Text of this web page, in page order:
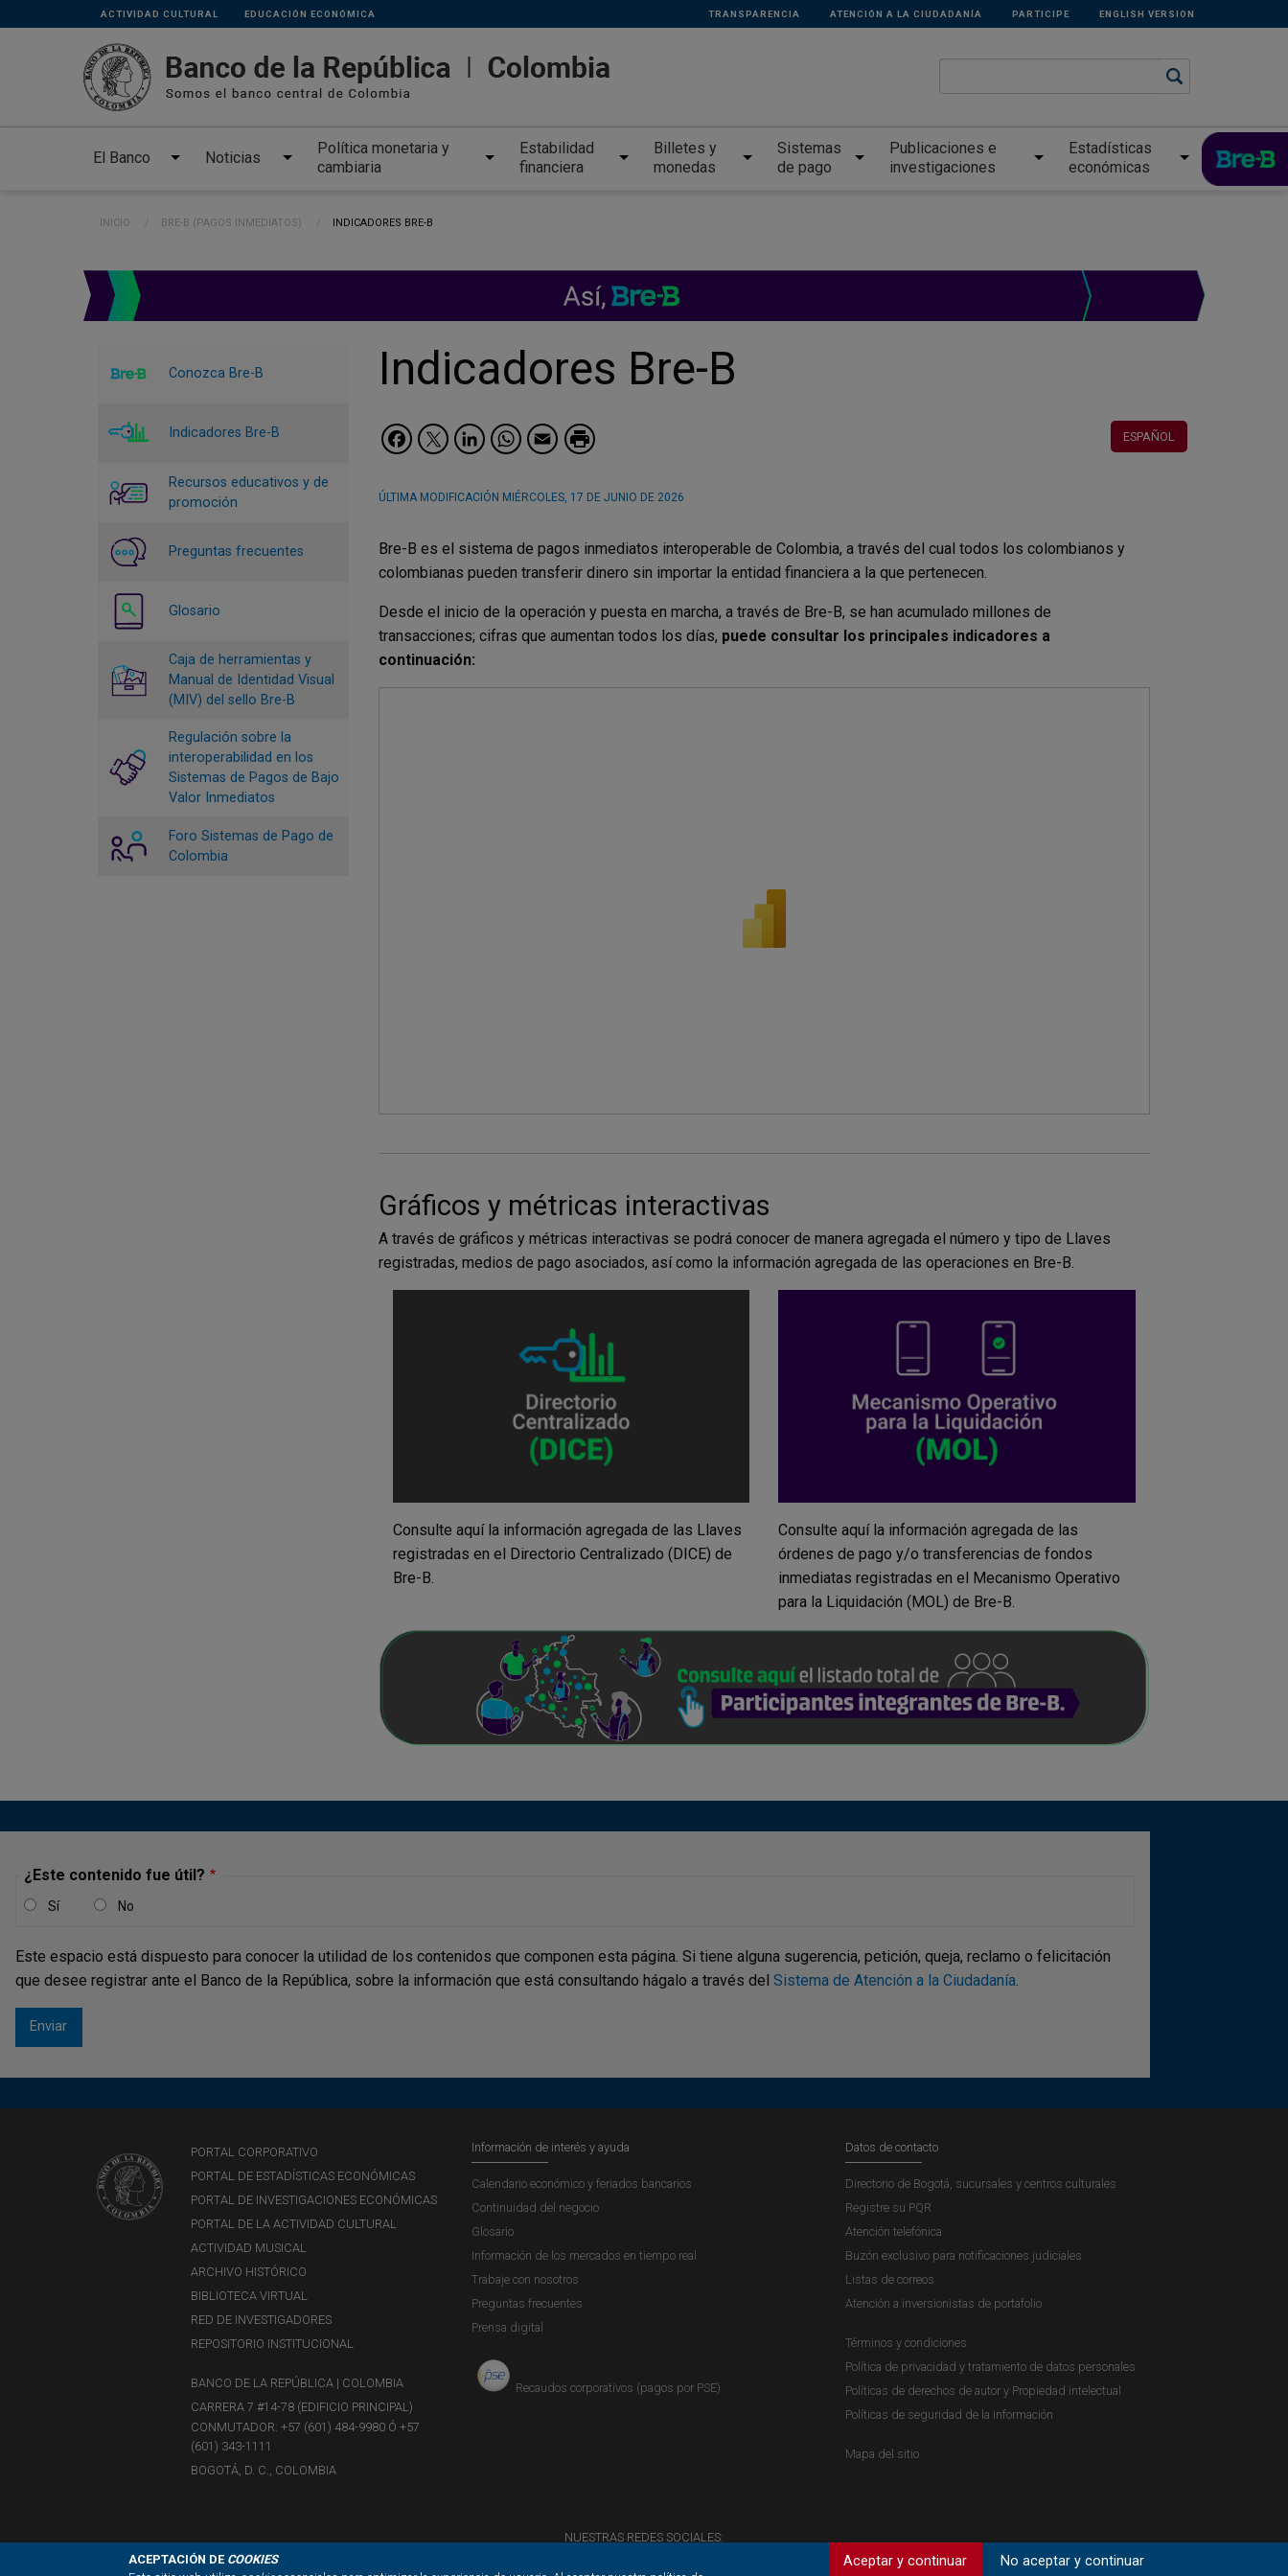
Pasar al contenido principal
Links
secundarios
ACTIVIDAD CULTURAL EDUCACIÓN ECONÓMICA TRANSPARENCIA ATENCIÓN A LA CIUDADANÍA PARTICIPE ENGLISH VERSION
El Banco Noticias
Política monetaria y
cambiaria
Estabilidad
financiera
Billetes y
monedas
Sistemas
de pago
Publicaciones e
investigaciones
Estadísticas
económicas
Ruta de navegación
INICIO BRE-B (PAGOS INMEDIATOS) CURRENT:
INDICADORES BRE-B
Indicadores Bre-B
ESPAÑOL
Facebook
Twitter
LinkedIn
WhatsApp
Email
ÚLTIMA MODIFICACIÓN MIÉRCOLES, 17 DE JUNIO DE 2026
Bre-B es el sistema de pagos inmediatos interoperable de Colombia, a través del cual todos los colombianos y
colombianas pueden transferir dinero sin importar la entidad financiera a la que pertenecen.
Desde el inicio de la operación y puesta en marcha, a través de Bre-B, se han acumulado millones de
transacciones; cifras que aumentan todos los días, puede consultar los principales indicadores a
continuación:
Gráficos y métricas interactivas
A través de gráficos y métricas interactivas se podrá conocer de manera agregada el número y tipo de Llaves
registradas, medios de pago asociados, así como la información agregada de las operaciones en Bre-B.
Consulte aquí la información agregada de las Llaves
registradas en el Directorio Centralizado (DICE) de
Bre-B.
Consulte aquí la información agregada de las
órdenes de pago y/o transferencias de fondos
inmediatas registradas en el
Mecanismo Operativo
para la Liquidación (MOL) de Bre-B.
Conozca Bre-B
Indicadores Bre-B
Recursos educativos y de
promoción
Preguntas frecuentes
Glosario
Caja de herramientas y
Manual de Identidad Visual
(MIV) del sello Bre-B
Regulación sobre la
interoperabilidad en los
Sistemas de Pagos de Bajo
Valor Inmediatos
Foro Sistemas de Pago de
Colombia
¿Este contenido fue útil?
Sí No
Este espacio está dispuesto para conocer la utilidad de los contenidos que componen esta página. Si tiene alguna sugerencia, petición, queja, reclamo o felicitación
que desee registrar ante el Banco de la República, sobre la información que está consultando hágalo a través del Sistema de Atención a la Ciudadanía.
ACEPTACIÓN DE COOKIES
Aceptar y continuar No aceptar y continuar
PORTAL CORPORATIVO
PORTAL DE ESTADÍSTICAS ECONÓMICAS
PORTAL DE INVESTIGACIONES ECONÓMICAS
PORTAL DE LA ACTIVIDAD CULTURAL
ACTIVIDAD MUSICAL
ARCHIVO HISTÓRICO
BIBLIOTECA VIRTUAL
RED DE INVESTIGADORES
REPOSITORIO INSTITUCIONAL
BANCO DE LA REPÚBLICA | COLOMBIA
CARRERA 7 #14-78 (EDIFICIO PRINCIPAL)
CONMUTADOR: +57 (601) 484-9980 Ó +57
(601) 343-1111
BOGOTÁ, D. C., COLOMBIA
Información de interés y ayuda
Calendario económico y feriados bancarios
Continuidad del negocio
Glosario
Información de los mercados en tiempo real
Trabaje con nosotros
Preguntas frecuentes
Prensa digital
Recaudos corporativos (pagos por PSE)
Datos de contacto
Directorio de Bogotá, sucursales y centros culturales
Registre su PQR
Atención telefónica
Buzón exclusivo para notificaciones judiciales
Listas de correos
Atención a inversionistas de portafolio
Términos y condiciones
Política de privacidad y tratamiento de datos personales
Políticas de derechos de autor y Propiedad intelectual
Políticas de seguridad de la información
Mapa del sitio
NUESTRAS REDES SOCIALES: